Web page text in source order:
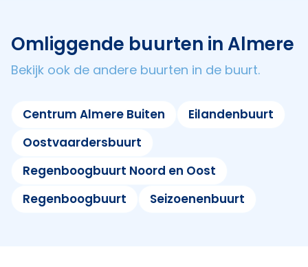
Omliggende buurten in Almere
Bekijk ook de andere buurten in de buurt.
Centrum Almere Buiten
Eilandenbuurt
Oostvaardersbuurt
Regenboogbuurt Noord en Oost
Regenboogbuurt
Seizoenenbuurt